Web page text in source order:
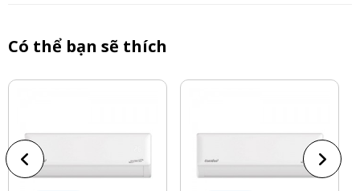
Có thể bạn sẽ thích